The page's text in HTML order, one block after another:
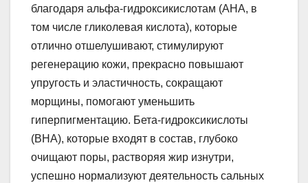
благодаря альфа-гидроксикислотам (AHA, в
том числе гликолевая кислота), которые
отлично отшелушивают, стимулируют
регенерацию кожи, прекрасно повышают
упругость и эластичность, сокращают
морщины, помогают уменьшить
гиперпигментацию. Бета-гидроксикислоты
(BHA), которые входят в состав, глубоко
очищают поры, растворяя жир изнутри,
успешно нормализуют деятельность сальных